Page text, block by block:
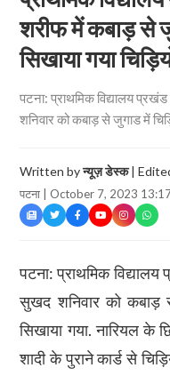
शरीफ में कबाड़ से
सिखाया गया
पटना: प्राथमिक विद्यालय
शनिवार को कबाड़ से जुगाड में
Written byन्यूज़ डेस्क|
पटना | October 7, 2023
पटना: प्राथमिक
सुखद शनिवार को कबाड़
सिखाया गया. नारियल के
शादी के पुराने कार्ड से